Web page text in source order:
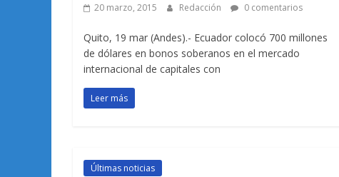
20 marzo, 2015 Redacción 0 comentarios
Quito, 19 mar (Andes).- Ecuador colocó 700 millones
de dólares en bonos soberanos en el mercado
internacional de capitales con
Leer más
Últimas noticias